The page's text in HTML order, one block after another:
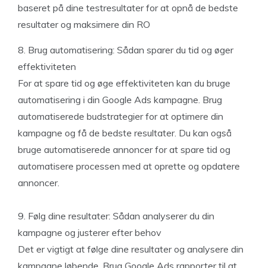
baseret på dine testresultater for at opnå de bedste
resultater og maksimere din RO
8. Brug automatisering: Sådan sparer du tid og øger
effektiviteten
For at spare tid og øge effektiviteten kan du bruge
automatisering i din Google Ads kampagne. Brug
automatiserede budstrategier for at optimere din
kampagne og få de bedste resultater. Du kan også
bruge automatiserede annoncer for at spare tid og
automatisere processen med at oprette og opdatere
annoncer.
9. Følg dine resultater: Sådan analyserer du din
kampagne og justerer efter behov
Det er vigtigt at følge dine resultater og analysere din
kampagne løbende. Brug Google Ads rapporter til at